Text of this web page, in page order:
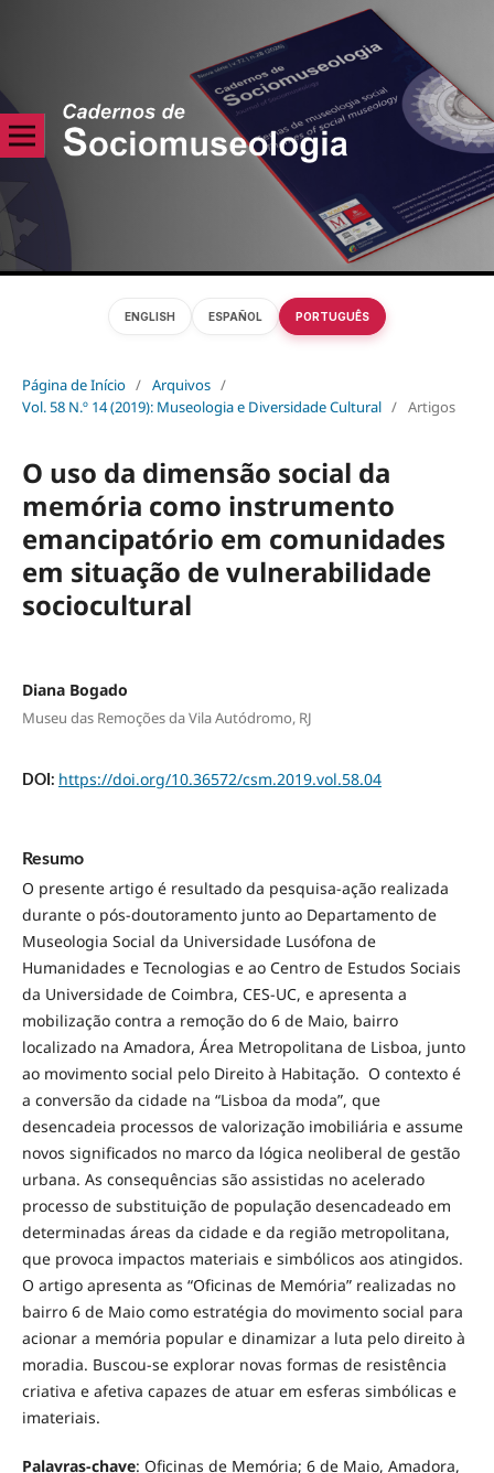
Página de Início / Arquivos /
Vol. 58 N.º 14 (2019): Museologia e Diversidade Cultural / Artigos
O uso da dimensão social da
memória como instrumento
emancipatório em comunidades
em situação de vulnerabilidade
sociocultural
Diana Bogado
Museu das Remoções da Vila Autódromo, RJ
DOI: https://doi.org/10.36572/csm.2019.vol.58.04
Resumo
O presente artigo é resultado da pesquisa-ação realizada
durante o pós-doutoramento junto ao Departamento de
Museologia Social da Universidade Lusófona de
Humanidades e Tecnologias e ao Centro de Estudos Sociais
da Universidade de Coimbra, CES-UC, e apresenta a
mobilização contra a remoção do 6 de Maio, bairro
localizado na Amadora, Área Metropolitana de Lisboa, junto
ao movimento social pelo Direito à Habitação. O contexto é
a conversão da cidade na “Lisboa da moda”, que
desencadeia processos de valorização imobiliária e assume
novos significados no marco da lógica neoliberal de gestão
urbana. As consequências são assistidas no acelerado
processo de substituição de população desencadeado em
determinadas áreas da cidade e da região metropolitana,
que provoca impactos materiais e simbólicos aos atingidos.
O artigo apresenta as “Oficinas de Memória” realizadas no
bairro 6 de Maio como estratégia do movimento social para
acionar a memória popular e dinamizar a luta pelo direito à
moradia. Buscou-se explorar novas formas de resistência
criativa e afetiva capazes de atuar em esferas simbólicas e
imateriais.
Palavras-chave: Oficinas de Memória; 6 de Maio, Amadora,
ENGLISH ESPAÑOL PORTUGUÊS